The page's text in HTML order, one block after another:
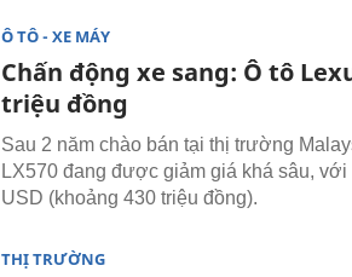
Ô TÔ - XE MÁY
Chấn động xe sang: Ô tô
triệu đồng
Sau 2 năm chào bán tại thị trường
LX570 đang được giảm giá khá sâu,
USD (khoảng 430 triệu đồng).
THỊ TRƯỜNG